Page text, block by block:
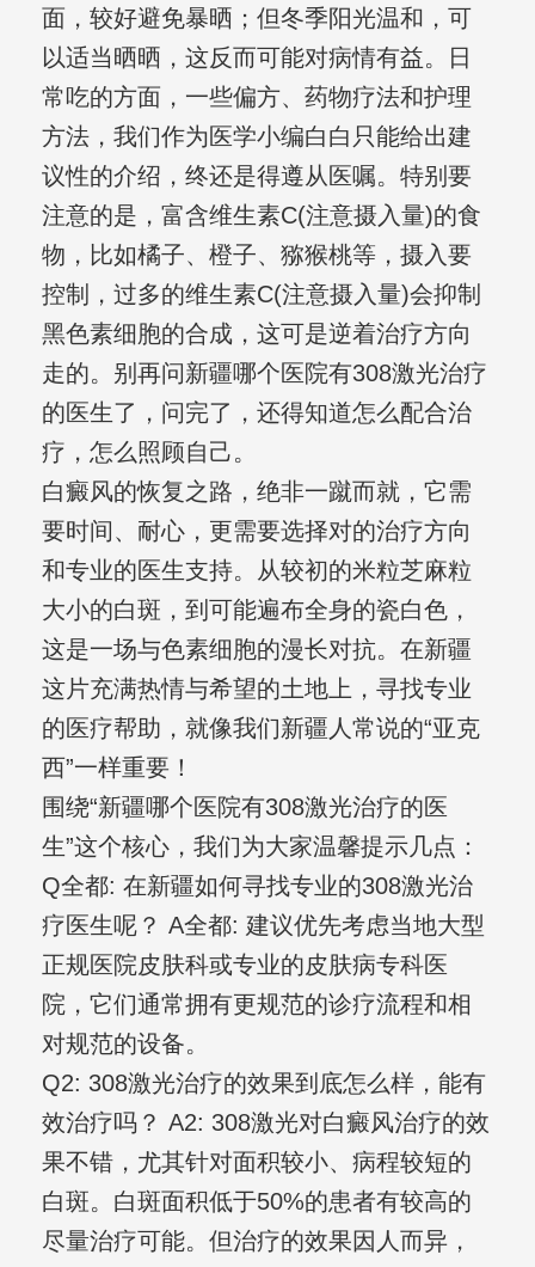
面，较好避免暴晒；但冬季阳光温和，可
以适当晒晒，这反而可能对病情有益。日
常吃的方面，一些偏方、药物疗法和护理
方法，我们作为医学小编白白只能给出建
议性的介绍，终还是得遵从医嘱。特别要
注意的是，富含维生素C(注意摄入量)的食
物，比如橘子、橙子、猕猴桃等，摄入要
控制，过多的维生素C(注意摄入量)会抑制
黑色素细胞的合成，这可是逆着治疗方向
走的。别再问新疆哪个医院有308激光治疗
的医生了，问完了，还得知道怎么配合治
疗，怎么照顾自己。
白癜风的恢复之路，绝非一蹴而就，它需
要时间、耐心，更需要选择对的治疗方向
和专业的医生支持。从较初的米粒芝麻粒
大小的白斑，到可能遍布全身的瓷白色，
这是一场与色素细胞的漫长对抗。在新疆
这片充满热情与希望的土地上，寻找专业
的医疗帮助，就像我们新疆人常说的“亚克
西”一样重要！
围绕“新疆哪个医院有308激光治疗的医
生”这个核心，我们为大家温馨提示几点：
Q全都: 在新疆如何寻找专业的308激光治
疗医生呢？ A全都: 建议优先考虑当地大型
正规医院皮肤科或专业的皮肤病专科医
院，它们通常拥有更规范的诊疗流程和相
对规范的设备。
Q2: 308激光治疗的效果到底怎么样，能有
效治疗吗？ A2: 308激光对白癜风治疗的效
果不错，尤其针对面积较小、病程较短的
白斑。白斑面积低于50%的患者有较高的
尽量治疗可能。但治疗的效果因人而异，